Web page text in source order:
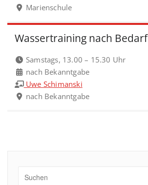
Marienschule
Wassertraining nach Bedarf
Samstags, 13.00 – 15.30 Uhr
nach Bekanntgabe
Uwe Schimanski
nach Bekanntgabe